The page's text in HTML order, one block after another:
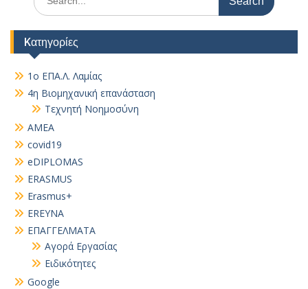
for:
Kατηγορίες
1ο ΕΠΑ.Λ. Λαμίας
4η Βιομηχανική επανάσταση
Τεχνητή Νοημοσύνη
AMEA
covid19
eDIPLOMAS
ERASMUS
Erasmus+
EREYNA
EΠΑΓΓΕΛΜΑΤΑ
Αγορά Εργασίας
Ειδικότητες
Google